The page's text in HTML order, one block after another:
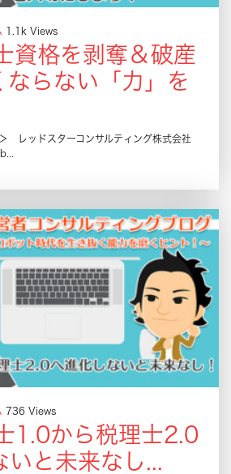
1.1k Views
資格を剥奪＆破産
ならない「力」を
レッドスターコンサルティング株式会社
736 Views
1.0から税理士2.0
と未来なし...